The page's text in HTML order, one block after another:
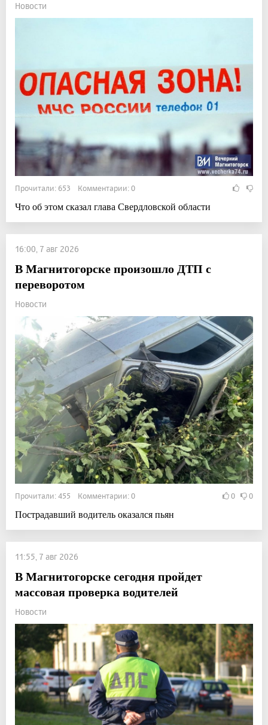
Новости
Прочитали: 653 Комментарии: 0
Что об этом сказал глава Свердловской области
16:00, 7 авг 2026
В Магнитогорске произошло ДТП с
переворотом
Новости
Прочитали: 455 Комментарии: 0 0 0
Пострадавший водитель оказался пьян
11:55, 7 авг 2026
В Магнитогорске сегодня пройдет
массовая проверка водителей
Новости